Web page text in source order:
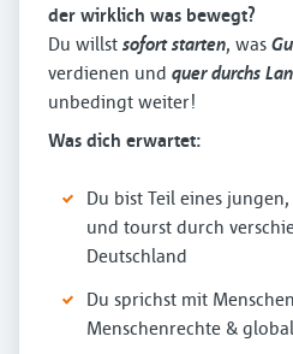
der wirklich was bewegt?
Du willst sofort starten, was
verdienen und quer durchs
unbedingt weiter!
Was dich erwartet:
Du bist Teil eines
und tourst durch
Deutschland
Du sprichst mit
Menschenrechte &